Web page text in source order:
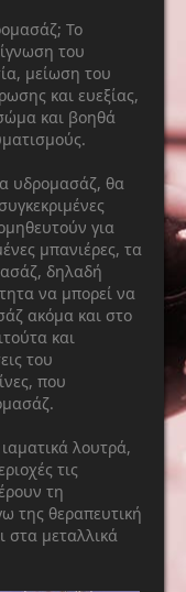
Το
του
μείωση του
και ευεξίας,
και βοηθά
υδρομασάζ, θα
για
μπανιέρες, τα
δηλαδή
να μπορεί να
ακόμα και στο
και
του
που
λουτρά,
τις
τη
της θεραπευτική
στα μεταλλικά